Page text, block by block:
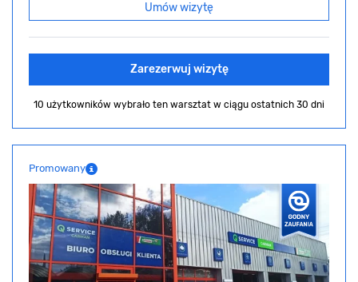
Umów wizytę
Zarezerwuj wizytę
10 użytkowników wybrało ten warsztat w ciągu ostatnich 30 dni
Promowany